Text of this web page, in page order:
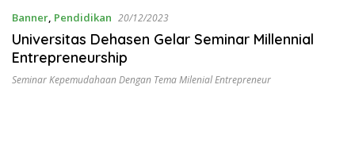
Banner, Pendidikan 20/12/2023
Universitas Dehasen Gelar Seminar Millennial
Entrepreneurship
Seminar Kepemudahaan Dengan Tema Milenial Entrepreneur